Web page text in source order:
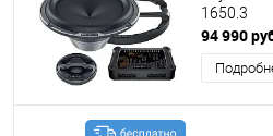
1650.3
94 990